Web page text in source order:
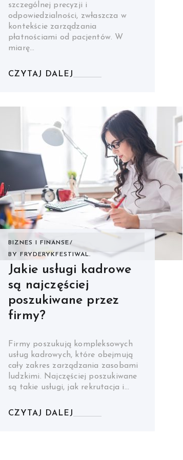
szczególnej precyzji i
odpowiedzialności, zwłaszcza w
kontekście zarządzania
płatnościami od pacjentów. W
miarę…
CZYTAJ DALEJ
BIZNES I FINANSE
BY
FRYDERYKFESTIWAL.
Jakie usługi kadrowe
są najczęściej
poszukiwane przez
firmy?
Firmy poszukują kompleksowych
usług kadrowych, które obejmują
cały zakres zarządzania zasobami
ludzkimi. Najczęściej poszukiwane
są takie usługi, jak rekrutacja i…
CZYTAJ DALEJ